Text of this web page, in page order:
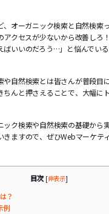
、オーガニック検索と自然検索
クセスが少ないから改善しろ！
ばいいのだろう…」と悩んでい
自然検索とは皆さんが普段目
ちんと押さえることで、大幅に
ック検索や自然検索の基礎から
きますので、ぜひWebマーケテ
目次 [非表示]
？
例